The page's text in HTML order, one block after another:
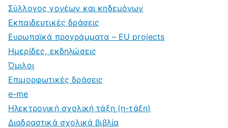
Σύλλογος γονέων και κηδεμόνων
Εκπαιδευτικές δράσεις
Ευρωπαϊκά προγράμματα – EU projects
Ημερίδες, εκδηλώσεις
Όμιλοι
Επιμορφωτικές δράσεις
e-me
Ηλεκτρονική σχολική τάξη (η-τάξη)
Διαδραστικά σχολικά βιβλία